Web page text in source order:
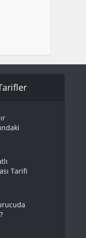
Tarifi